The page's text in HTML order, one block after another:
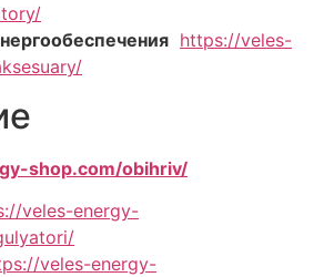
https://veles-
shop.com/obihriv/
veles-energy-
veles-energy-